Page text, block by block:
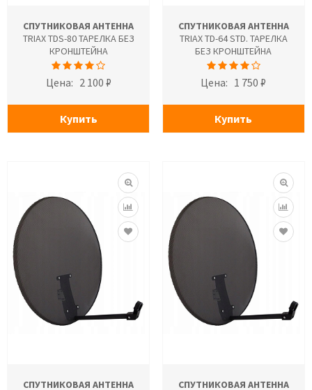
СПУТНИКОВАЯ АНТЕННА
TRIAX TDS-80 ТАРЕЛКА БЕЗ
КРОНШТЕЙНА
Цена: 2 100 ₽
Купить
СПУТНИКОВАЯ АНТЕННА
TRIAX TD-64 STD. ТАРЕЛКА
БЕЗ КРОНШТЕЙНА
Цена: 1 750 ₽
Купить
СПУТНИКОВАЯ АНТЕННА СПУТНИКОВАЯ АНТЕННА